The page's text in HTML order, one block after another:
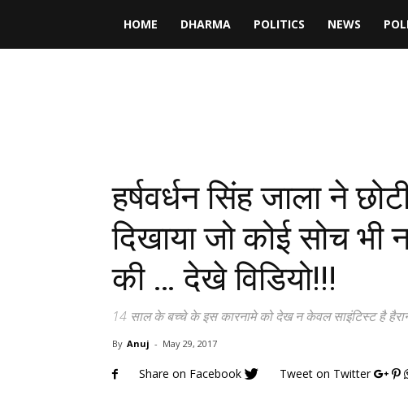
News
HOME DHARMA POLITICS NEWS
हर्षवर्धन सिंह जाला ने
दिखाया जो कोई सोच भी
की … देखे विडियो!!!
14 साल के बच्चे के इस कारनामे को देख न केवल साइंटिस्ट है
By Anuj - May 29, 2017
Share on Facebook Tweet on Twitter